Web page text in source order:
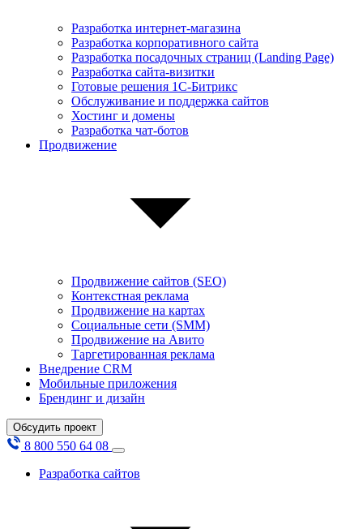
Разработка интернет-магазина
Разработка корпоративного сайта
Разработка посадочных страниц (Landing Page)
Разработка сайта-визитки
Готовые решения 1С-Битрикс
Обслуживание и поддержка сайтов
Хостинг и домены
Разработка чат-ботов
Продвижение
Продвижение сайтов (SEO)
Контекстная реклама
Продвижение на картах
Социальные сети (SMM)
Продвижение на Авито
Таргетированная реклама
Внедрение CRM
Мобильные приложения
Брендинг и дизайн
Обсудить проект
8 800 550 64 08
Разработка сайтов